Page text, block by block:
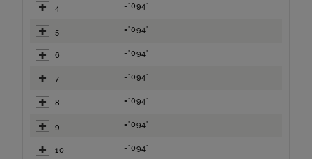
4 ="094"
5 ="094"
6 ="094"
7 ="094"
8 ="094"
9 ="094"
10 ="094"